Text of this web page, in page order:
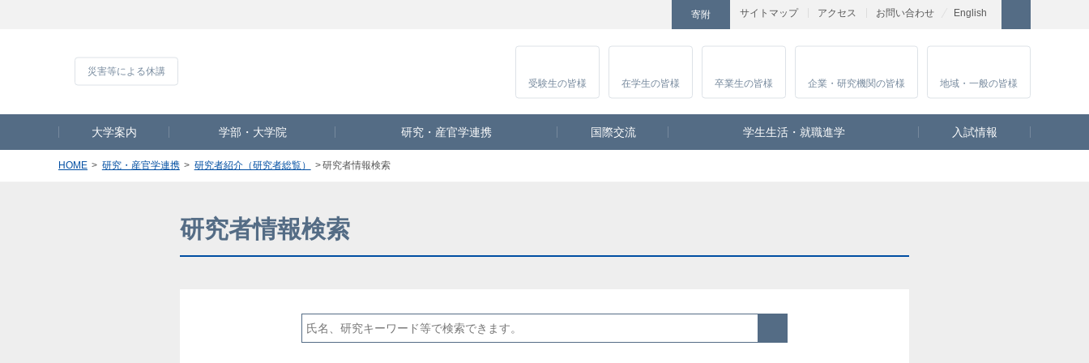
サイトマップ アクセス お問い合わせ
寄附 English
Instagram
受験生の皆様 在学生の皆様 卒業生の皆様 企業・研究機関の皆様 地域・一般の皆様
大学案内 学部・大学院 研究・産官学連携 国際交流 学生生活・就職進学 入試情報
HOME 研究・産官学連携 研究者紹介（研究者総覧） 研究者情報検索
研究者情報検索